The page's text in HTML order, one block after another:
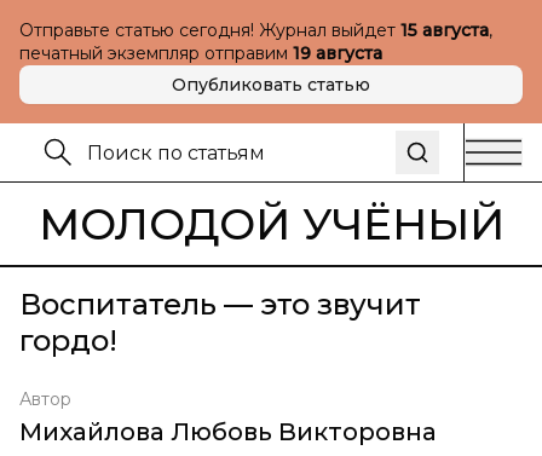
Отправьте статью сегодня! Журнал выйдет 15 августа,
печатный экземпляр отправим 19 августа
Опубликовать статью
МОЛОДОЙ УЧЁНЫЙ
Воспитатель — это звучит
гордо!
Автор
Михайлова Любовь Викторовна